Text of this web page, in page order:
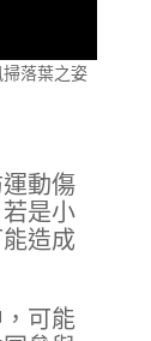
落葉之姿
動傷
是小
造成
可能